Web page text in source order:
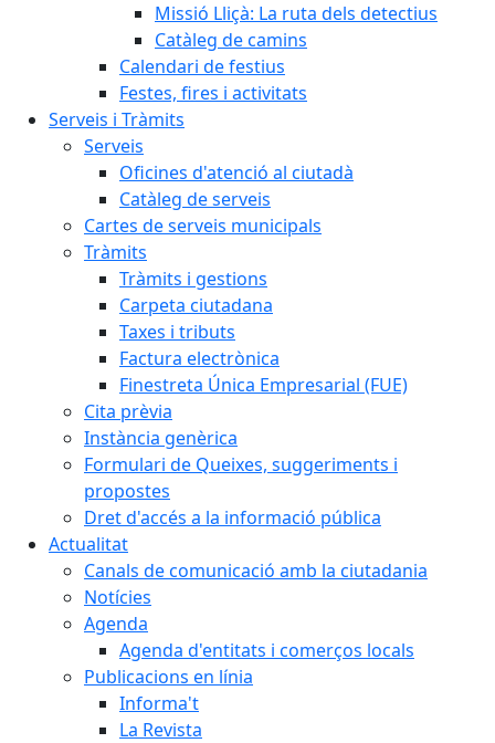
Missió Lliçà: La ruta dels detectius
Catàleg de camins
Calendari de festius
Festes, fires i activitats
Serveis i Tràmits
Serveis
Oficines d'atenció al ciutadà
Catàleg de serveis
Cartes de serveis municipals
Tràmits
Tràmits i gestions
Carpeta ciutadana
Taxes i tributs
Factura electrònica
Finestreta Única Empresarial (FUE)
Cita prèvia
Instància genèrica
Formulari de Queixes, suggeriments i
propostes
Dret d'accés a la informació pública
Actualitat
Canals de comunicació amb la ciutadania
Notícies
Agenda
Agenda d'entitats i comerços locals
Publicacions en línia
Informa't
La Revista